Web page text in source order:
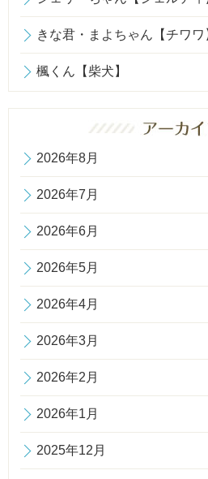
きな君・まよちゃん【チワワ
楓くん【柴犬】
2026年8月
2026年7月
2026年6月
2026年5月
2026年4月
2026年3月
2026年2月
2026年1月
2025年12月